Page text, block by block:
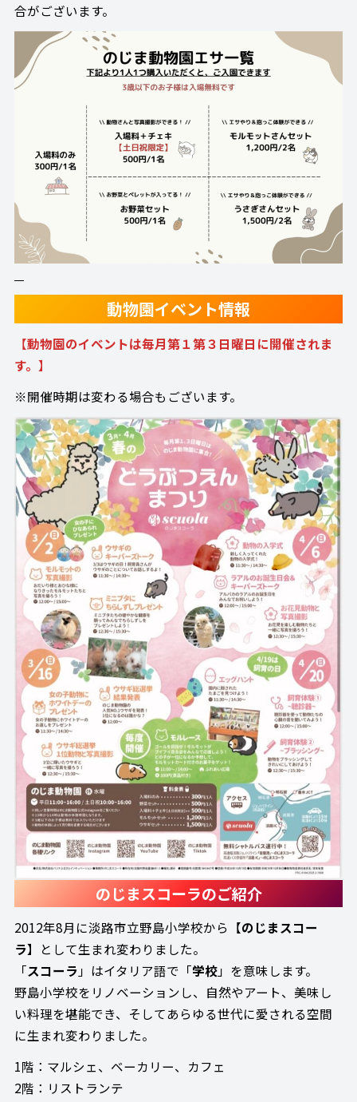
合がございます。
動物園イベント情報
【動物園のイベントは毎月第１第３日曜日に開催されま
す。 】
※開催時期は変わる場合もございます。
のじまスコーラのご紹介
2012年8月に淡路市立野島小学校から【のじまスコー
ラ】として生まれ変わりました。
「スコーラ 」はイタリア語で「学校」を意味します。
野島小学校をリノベーションし、自然やアート、美味し
い料理を堪能でき、そしてあらゆる世代に愛される空間
に生まれ変わりました。
1階：マルシェ、ベーカリー、カフェ
2階：リストランテ